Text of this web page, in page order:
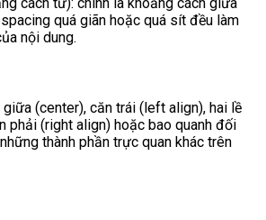
quá giãn hoặc quá sít đều làm
nội dung.
(center), căn trái (left align), hai lề
phải (right align) hoặc bao quanh đối
thành phần trực quan khác trên